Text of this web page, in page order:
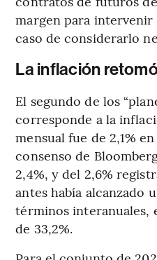
margen para intervenir
caso de considerarlo
La inflación
El segundo de los
corresponde a la
mensual fue de 2,1%
consenso de
2,4%, y del 2,6%
antes había alcanzado
términos interanuales,
de 33,2%.